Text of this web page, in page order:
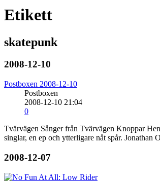
Etikett
skatepunk
2008-12-10
Postboxen 2008-12-10
Postboxen
2008-12-10 21:04
0
Tvärvägen Sånger från Tvärvägen Knoppar
singlar, en ep och ytterligare nåt spår.
2008-12-07